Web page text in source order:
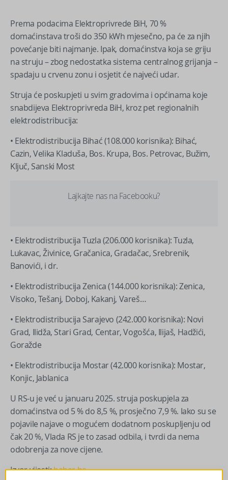
Prema podacima Elektroprivrede BiH, 70 %
domaćinstava troši do 350 kWh mjesečno, pa će za njih
povećanje biti najmanje. Ipak, domaćinstva koja se griju
na struju – zbog nedostatka sistema centralnog grijanja –
spadaju u crvenu zonu i osjetit će najveći udar.
Struja će poskupjeti u svim gradovima i općinama koje
snabdijeva Elektroprivreda BiH, kroz pet regionalnih
elektrodistribucija:
• Elektrodistribucija Bihać (108.000 korisnika): Bihać,
Cazin, Velika Kladuša, Bos. Krupa, Bos. Petrovac, Bužim,
Ključ, Sanski Most
Lajkajte nas na Facebooku?
• Elektrodistribucija Tuzla (206.000 korisnika): Tuzla,
Lukavac, Živinice, Gračanica, Gradačac, Srebrenik,
Banovići, i dr.
• Elektrodistribucija Zenica (144.000 korisnika): Zenica,
Visoko, Tešanj, Doboj, Kakanj, Vareš…
• Elektrodistribucija Sarajevo (242.000 korisnika): Novi
Grad, Ilidža, Stari Grad, Centar, Vogošća, Ilijaš, Hadžići,
Goražde
• Elektrodistribucija Mostar (42.000 korisnika): Mostar,
Konjic, Jablanica
U RS-u je već u januaru 2025. struja poskupjela za
domaćinstva od 5 % do 8,5 %, prosječno 7,9 %. Iako su se
pojavile najave o mogućem dodatnom poskupljenju od
čak 20 %, Vlada RS je to zasad odbila, i tvrdi da nema
odobrenja za nove cijene.
Izvor vijesti:haber.ba